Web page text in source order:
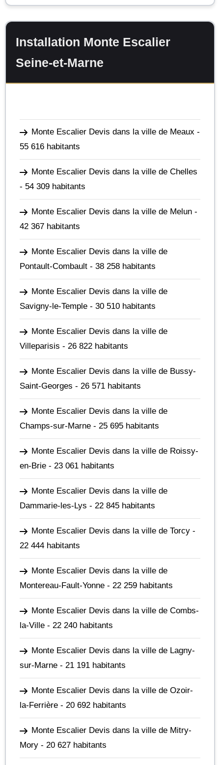
Installation Monte Escalier
Seine-et-Marne
Monte Escalier Devis dans la ville de Meaux -
55 616 habitants
Monte Escalier Devis dans la ville de Chelles
- 54 309 habitants
Monte Escalier Devis dans la ville de Melun -
42 367 habitants
Monte Escalier Devis dans la ville de
Pontault-Combault - 38 258 habitants
Monte Escalier Devis dans la ville de
Savigny-le-Temple - 30 510 habitants
Monte Escalier Devis dans la ville de
Villeparisis - 26 822 habitants
Monte Escalier Devis dans la ville de Bussy-
Saint-Georges - 26 571 habitants
Monte Escalier Devis dans la ville de
Champs-sur-Marne - 25 695 habitants
Monte Escalier Devis dans la ville de Roissy-
en-Brie - 23 061 habitants
Monte Escalier Devis dans la ville de
Dammarie-les-Lys - 22 845 habitants
Monte Escalier Devis dans la ville de Torcy -
22 444 habitants
Monte Escalier Devis dans la ville de
Montereau-Fault-Yonne - 22 259 habitants
Monte Escalier Devis dans la ville de Combs-
la-Ville - 22 240 habitants
Monte Escalier Devis dans la ville de Lagny-
sur-Marne - 21 191 habitants
Monte Escalier Devis dans la ville de Ozoir-
la-Ferrière - 20 692 habitants
Monte Escalier Devis dans la ville de Mitry-
Mory - 20 627 habitants